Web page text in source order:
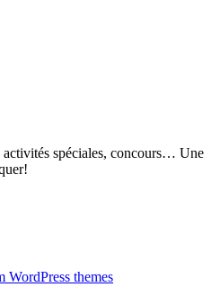
spéciales, concours… Une
WordPress themes